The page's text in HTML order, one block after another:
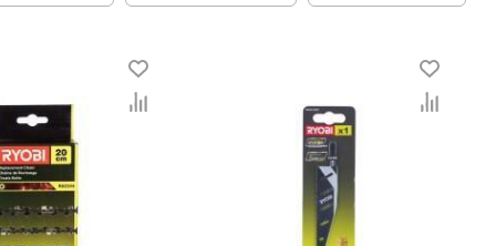
для каждой позиции из категории Расходные